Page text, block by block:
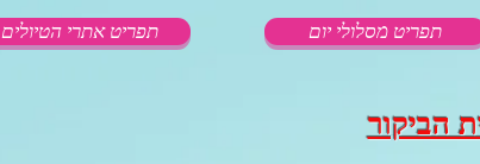
תפריט אתרי הטיולים תפריט מסלולי יום
הביקור